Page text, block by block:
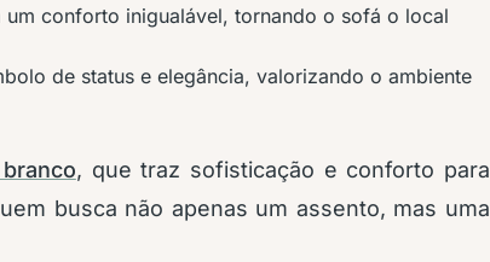
conforto inigualável, tornando o sofá o local
de status e elegância, valorizando o ambiente
, que traz sofisticação e conforto para
busca não apenas um assento, mas uma